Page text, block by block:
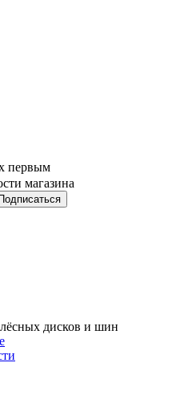
первым
магазина
дисков и шин